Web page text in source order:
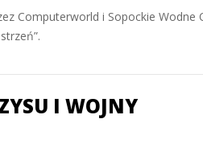
Computerworld i Sopockie
I WOJNY